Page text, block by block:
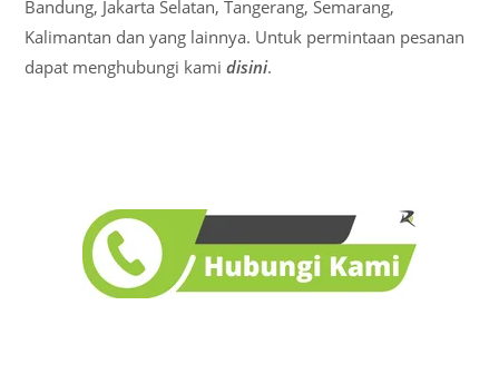
Bandung, Jakarta Selatan, Tangerang, Semarang,
Kalimantan dan yang lainnya. Untuk permintaan pesanan
dapat menghubungi kamidisini.